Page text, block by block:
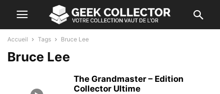
Accueil Tags Bruce Lee
Bruce Lee
The Grandmaster – Edition
Collector Ultime